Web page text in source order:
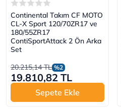
Continental Takım CF MOTO
CL-X Sport 120/70ZR17 ve
180/55ZR17
ContiSportAttack 2 Ön Arka
Set
20.215,14 TL %2
19.810,82 TL
Sepete Ekle